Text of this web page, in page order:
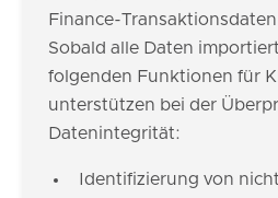
Finance-
Sobald alle Daten
folgenden Funktionen für
unterstützen bei der
Datenintegrität:
Identifizierung von